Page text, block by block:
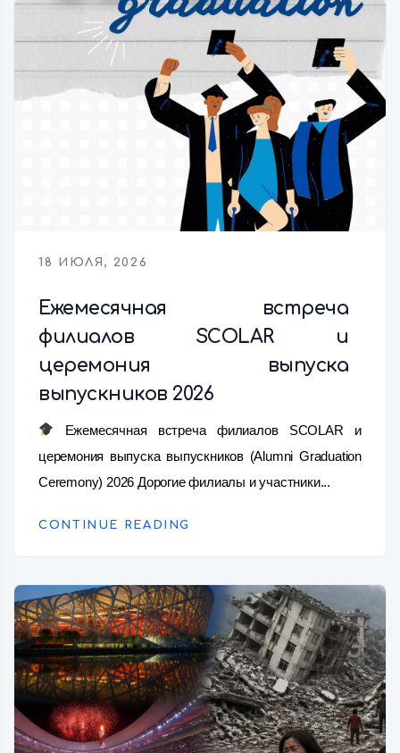
18 ИЮЛЯ, 2026
Ежемесячная встреча
филиалов SCOLAR и
церемония выпуска
выпускников 2026
Ежемесячная встреча филиалов SCOLAR и
церемония выпуска выпускников (Alumni Graduation
Ceremony) 2026 Дорогие филиалы и участники...
CONTINUE READING